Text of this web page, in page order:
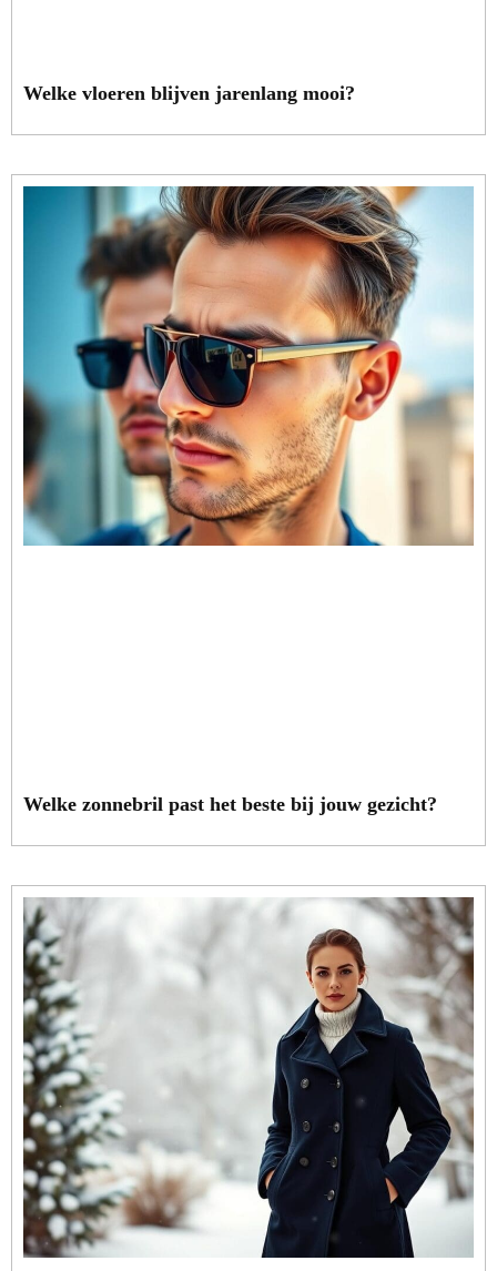
Welke vloeren blijven jarenlang mooi?
Welke zonnebril past het beste bij jouw gezicht?